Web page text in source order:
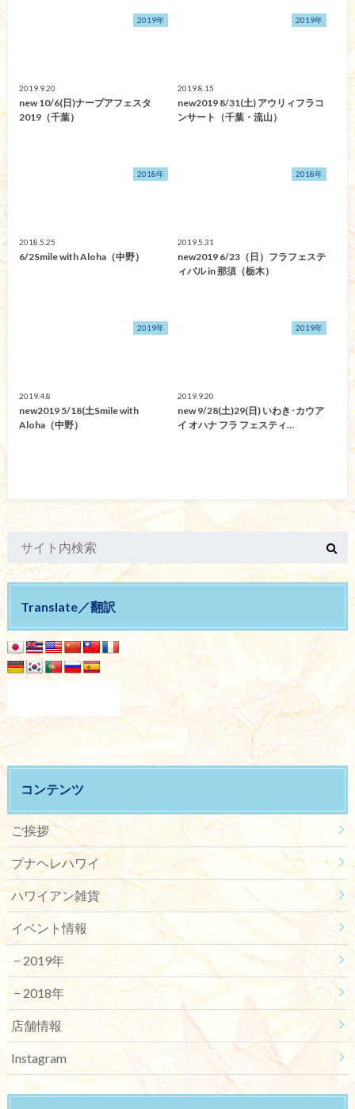
2019年
2019.9.20
new 10/6(日)ナープアフェスタ
2019（千葉）
2019年
2019.8.15
new2019 8/31(土) アウリィフラコ
ンサート（千葉・流山）
2018年
2018.5.25
6/2Smile with Aloha（中野）
2018年
2019.5.31
new2019 6/23（日）フラフェステ
ィバル in 那須（栃木）
2019年
2019.4.8
new2019 5/18(土Smile with
Aloha（中野）
2019年
2019.9.20
new 9/28(土)29(日) いわき･カウア
イ オハナ フラ フェスティ…
Translate／翻訳
コンテンツ
ご挨拶
プナヘレハワイ
ハワイアン雑貨
イベント情報
2019年
2018年
店舗情報
Instagram